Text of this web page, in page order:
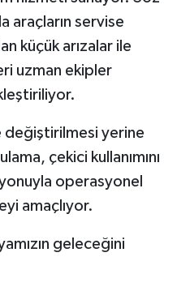
araçların servise
küçük arızalar ile
uzman ekipler
değiştirilmesi yerine
çekici kullanımını
operasyonel
amaçlıyor.
geleceğini